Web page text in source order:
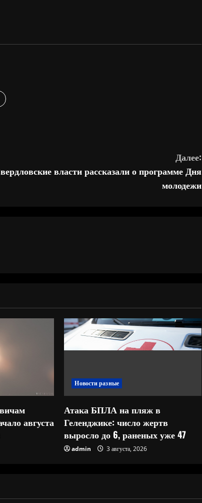
Далее:
власти рассказали о программе Дня
молодежи
августа
Новости разные
Атака БПЛА на пляж в
Геленджике: число жертв
выросло до 6, раненых уже 47
admin 3 августа, 2026